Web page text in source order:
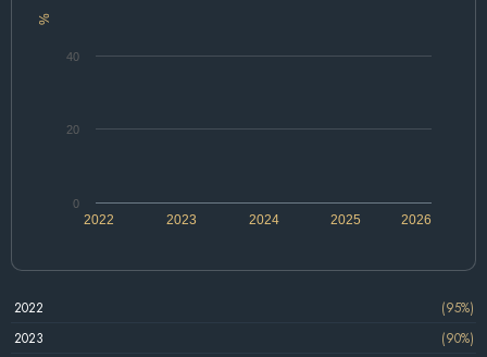
%
2022 2024 2026
2023 2025
0
20
40
2022
(95%)
2023
(90%)